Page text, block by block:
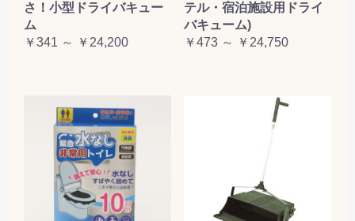
さ！小型ドライバキュー
ム
￥341 ～ ￥24,200
テル・宿泊施設用ドライ
バキューム)
￥473 ～ ￥24,750